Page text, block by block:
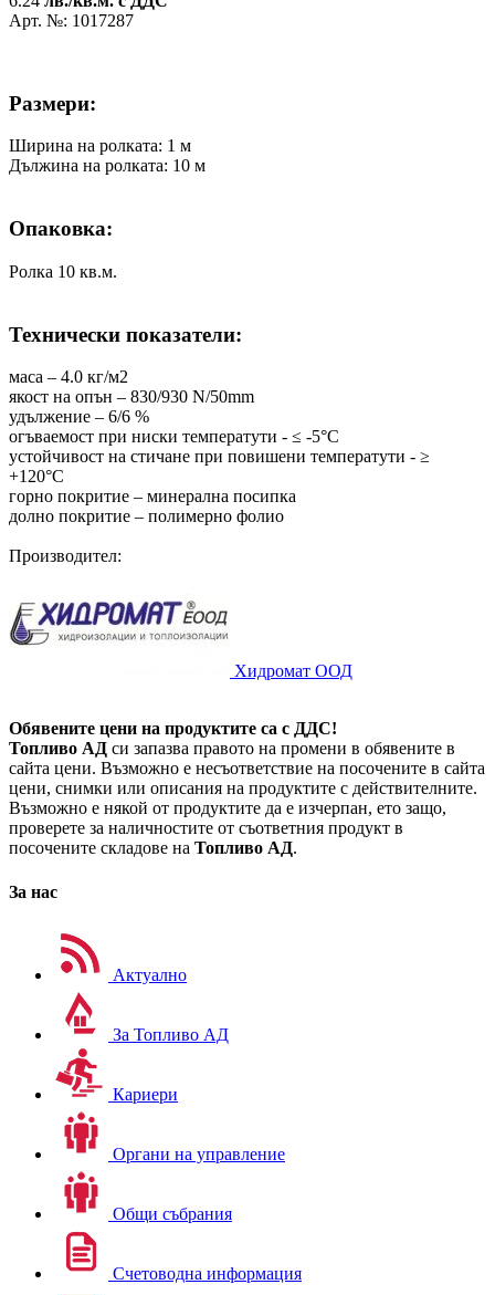
Арт. №: 1017287
Размери:
Ширина на ролката: 1 м
Дължина на ролката: 10 м
Опаковка:
Ролка 10 кв.м.
Технически показатели:
маса – 4.0 кг/м2
якост на опън – 830/930 N/50mm
удължение – 6/6 %
огъваемост при ниски температути - ≤ -5°С
устойчивост на стичане при повишени температути - ≥
+120°С
горно покритие – минерална посипка
долно покритие – полимерно фолио
Производител:
Хидромат ООД
Обявените цени на продуктите са с ДДС!
Топливо АД си запазва правото на промени в обявените в
сайта цени. Възможно е несъответствие на посочените в сайта
цени, снимки или описания на продуктите с действителните.
Възможно е някой от продуктите да е изчерпан, ето защо,
проверете за наличностите от съответния продукт в
посочените складове на Топливо АД.
За нас
Актуално
За Топливо АД
Кариери
Органи на управление
Общи събрания
Счетоводна информация